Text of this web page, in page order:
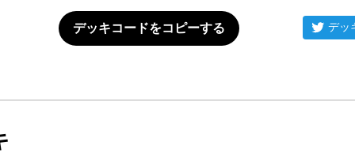
デッキコードをコピーする デッ